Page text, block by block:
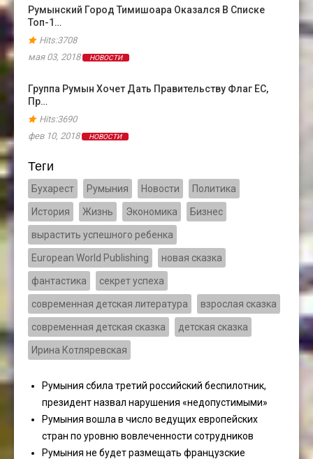
Румынский Город Тимишоара Оказался В Cписке
Топ-1…
Hits:3708
мая 03, 2018
НОВОСТИ
Группа Румын Хочет Дать Правительству Флаг ЕС,
Пр…
Hits:3690
фев 10, 2018
НОВОСТИ
Теги
Бухарест Румыния Новости Политика
История Жизнь Экономика Бизнес
вырастить успешного ребенка
European World Publishing новая сказка
фантастика секрет успеха
современная детская литература взрослая сказка
современная детская сказка детская сказка
Ирина Котляревская
Румыния сбила третий российский беспилотник,
президент назвал нарушения «недопустимыми»
Румыния вошла в число ведущих европейских
стран по уровню вовлеченности сотрудников
Румыния не будет размещать французские